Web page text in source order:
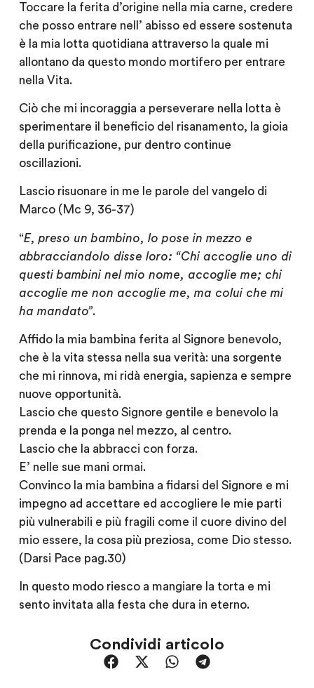
Toccare la ferita d’origine nella mia carne, credere
che posso entrare nell’ abisso ed essere sostenuta
è la mia lotta quotidiana attraverso la quale mi
allontano da questo mondo mortifero per entrare
nella Vita.
Ciò che mi incoraggia a perseverare nella lotta è
sperimentare il beneficio del risanamento, la gioia
della purificazione, pur dentro continue
oscillazioni.
Lascio risuonare in me le parole del vangelo di
Marco (Mc 9, 36-37)
“E, preso un bambino, lo pose in mezzo e
abbracciandolo disse loro: “Chi accoglie uno di
questi bambini nel mio nome, accoglie me; chi
accoglie me non accoglie me, ma colui che mi
ha mandato”.
Affido la mia bambina ferita al Signore benevolo,
che è la vita stessa nella sua verità: una sorgente
che mi rinnova, mi ridà energia, sapienza e sempre
nuove opportunità.
Lascio che questo Signore gentile e benevolo la
prenda e la ponga nel mezzo, al centro.
Lascio che la abbracci con forza.
E’ nelle sue mani ormai.
Convinco la mia bambina a fidarsi del Signore e mi
impegno ad accettare ed accogliere le mie parti
più vulnerabili e più fragili come il cuore divino del
mio essere, la cosa più preziosa, come Dio stesso.
(Darsi Pace pag.30)
In questo modo riesco a mangiare la torta e mi
sento invitata alla festa che dura in eterno.
Condividi articolo